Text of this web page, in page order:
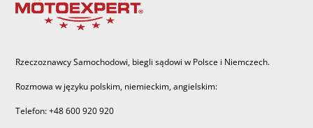
Rzeczoznawcy Samochodowi, biegli sądowi w Polsce i Niemczech.
Rozmowa w języku polskim, niemieckim, angielskim:
Telefon: +48 600 920 920